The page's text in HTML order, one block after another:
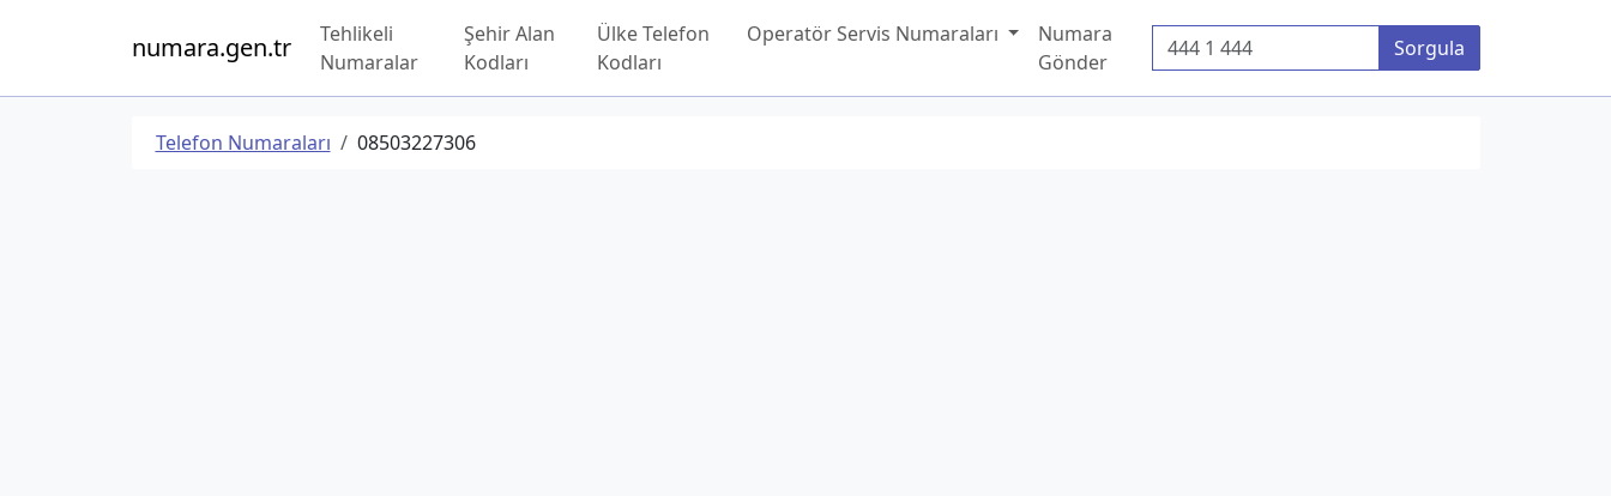
numara.gen.tr
Tehlikeli
Numaralar
Şehir Alan
Kodları
Ülke Telefon
Kodları
Operatör Servis Numaraları
Numara
Gönder
Telefon Numarası Sorgula
Telefon Numaraları 08503227306